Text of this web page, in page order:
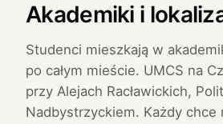
Akademiki i
Studenci mieszkają w
po całym mieście. UMCS na
przy Alejach Racławickich,
Nadbystrzyckiem. Każdy chce